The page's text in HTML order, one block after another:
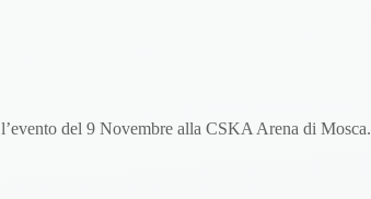
del 9 Novembre alla CSKA Arena di Mosca.